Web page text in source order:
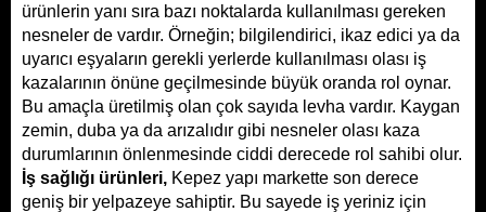
ürünlerin yanı sıra bazı noktalarda kullanılması gereken
nesneler de vardır. Örneğin; bilgilendirici, ikaz edici ya da
uyarıcı eşyaların gerekli yerlerde kullanılması olası iş
kazalarının önüne geçilmesinde büyük oranda rol oynar.
Bu amaçla üretilmiş olan çok sayıda levha vardır. Kaygan
zemin, duba ya da arızalıdır gibi nesneler olası kaza
İş sağlığı ürünleri, Kepez yapı markette son derece
geniş bir yelpazeye sahiptir. Bu sayede iş yeriniz için